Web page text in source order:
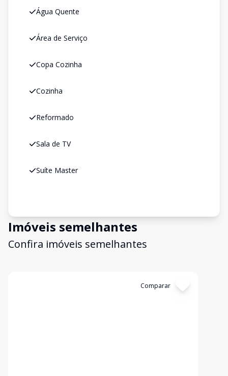
Água Quente
Área de Serviço
Copa Cozinha
Cozinha
Reformado
Sala de TV
Suíte Master
Imóveis semelhantes
Confira imóveis semelhantes
Comparar